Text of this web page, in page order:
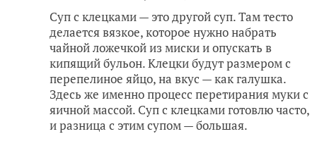
Суп с клецками — это другой суп. Там тесто
делается вязкое, которое нужно набрать
чайной ложечкой из миски и опускать в
кипящий бульон. Клецки будут размером с
перепелиное яйцо, на вкус — как галушка.
Здесь же именно процесс перетирания муки с
яичной массой. Суп с клецками готовлю часто,
и разница с этим супом — большая.